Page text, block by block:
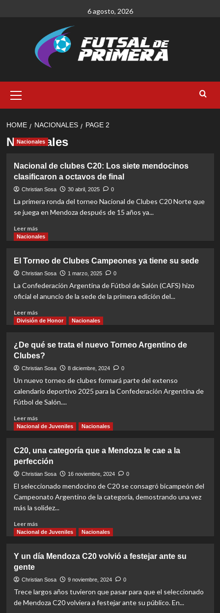
6 agosto, 2026
Menu
HOME NACIONALES PAGE 2
Nacionales
Nacionales
Nacional de clubes C20: Los siete mendocinos
clasificaron a octavos de final
Christian Sosa 30 abril, 2025 0
La primera ronda del torneo Nacional de Clubes C20 Norte que
se juega en Mendoza después de 15 años ya...
Leer másRead
more
de
clubes
C20:
Los
mendocinos
clasificaron
de
final
Nacionales
El Torneo de Clubes Campeones ya tiene su sede
Christian Sosa 1 marzo, 2025 0
La Confederación Argentina de Fútbol de Salón (CAFS) hizo
oficial el anuncio de la sede de la primera edición del...
Leer másRead
more
Torneo
de
Clubes
tiene
su
División de Honor Nacionales
¿De qué se trata el nuevo Torneo Argentino de
Clubes?
Christian Sosa 8 diciembre, 2024 0
Un nuevo torneo de clubes formará parte del extenso
calendario deportivo 2025 para la Confederación Argentina de
Fútbol de Salón....
Leer másRead
more
qué
se
trata
el
Torneo
Argentino
Clubes?
Nacional de Juveniles Nacionales
C20, una categoría que a Mendoza le cae a la
perfección
Christian Sosa 16 noviembre, 2024 0
El seleccionado mendocino de C20 se consagró bicampeón del
Campeonato Argentino de la categoría, demostrando una vez
más la solidez...
Leer másRead
more
una
que
Mendoza
le
Nacional de Juveniles Nacionales
Y un día Mendoza C20 volvió a festejar ante su
gente
Christian Sosa 9 noviembre, 2024 0
Trece largos años tuvieron que pasar para que el seleccionado
de Mendoza C20 volviera a festejar ante su público. En...